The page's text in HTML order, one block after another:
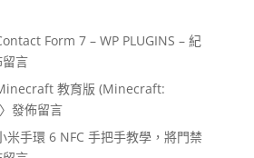
Form 7 – WP PLUGINS – 紀
言
教育版 (Minecraft:
發佈留言
米手環 6 NFC 手把手教學，將門禁